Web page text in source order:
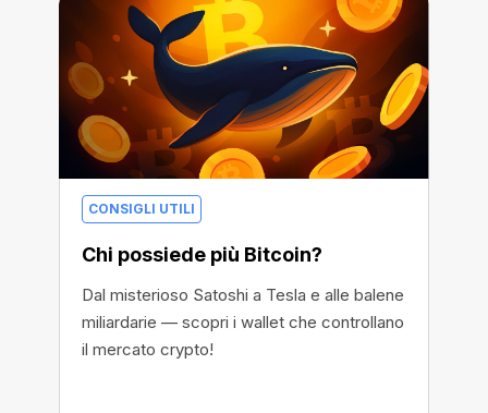
CONSIGLI UTILI
Chi possiede più Bitcoin?
Dal misterioso Satoshi a Tesla e alle balene
miliardarie — scopri i wallet che controllano
il mercato crypto!